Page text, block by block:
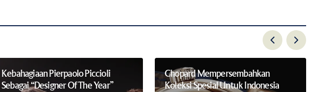
Kebahagiaan Pierpaolo Piccioli
Sebagai “Designer Of The Year”
Chopard Mempersembahkan
Koleksi Spesial Untuk Indonesia